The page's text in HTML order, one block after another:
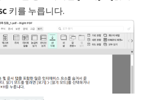
키를 누릅니다.